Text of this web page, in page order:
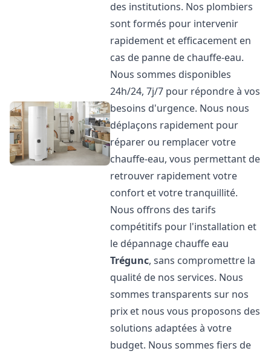
des institutions. Nos plombiers
sont formés pour intervenir
rapidement et efficacement en
cas de panne de chauffe-eau.
Nous sommes disponibles
24h/24, 7j/7 pour répondre à vos
besoins d'urgence. Nous nous
déplaçons rapidement pour
réparer ou remplacer votre
chauffe-eau, vous permettant de
retrouver rapidement votre
confort et votre tranquillité.
Nous offrons des tarifs
compétitifs pour l'installation et
le dépannage chauffe eau
Trégunc, sans compromettre la
qualité de nos services. Nous
sommes transparents sur nos
prix et nous vous proposons des
solutions adaptées à votre
budget. Nous sommes fiers de